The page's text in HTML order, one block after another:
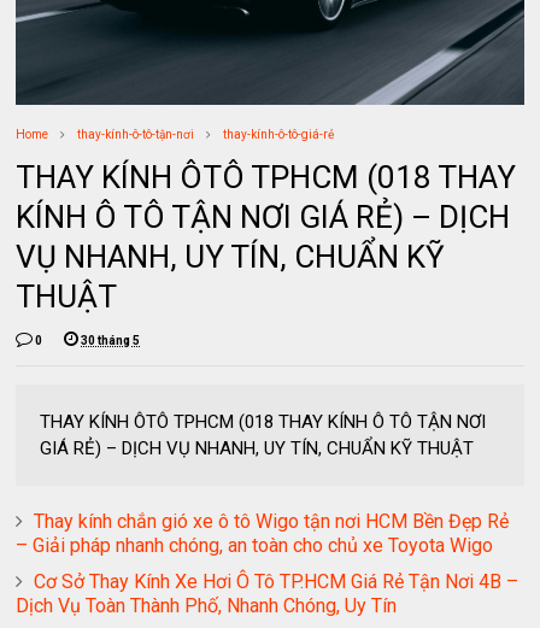
Home thay-kính-ô-tô-tận-nơi thay-kính-ô-tô-giá-rẻ
THAY KÍNH ÔTÔ TPHCM (018 THAY
KÍNH Ô TÔ TẬN NƠI GIÁ RẺ) – DỊCH
VỤ NHANH, UY TÍN, CHUẨN KỸ
THUẬT
0 30 tháng 5
THAY KÍNH ÔTÔ TPHCM (018 THAY KÍNH Ô TÔ TẬN NƠI
GIÁ RẺ) – DỊCH VỤ NHANH, UY TÍN, CHUẨN KỸ THUẬT
Thay kính chắn gió xe ô tô Wigo tận nơi HCM Bền Đẹp Rẻ
– Giải pháp nhanh chóng, an toàn cho chủ xe Toyota Wigo
Cơ Sở Thay Kính Xe Hơi Ô Tô TP.HCM Giá Rẻ Tận Nơi 4B –
Dịch Vụ Toàn Thành Phố, Nhanh Chóng, Uy Tín